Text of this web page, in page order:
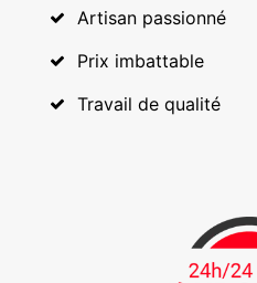
Artisan passionné
Prix imbattable
Travail de qualité